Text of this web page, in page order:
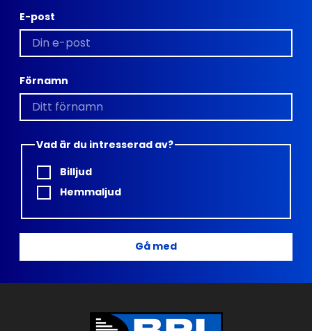
E-post
Förnamn
Vad är du intresserad av?
Billjud
Hemmaljud
Gå med